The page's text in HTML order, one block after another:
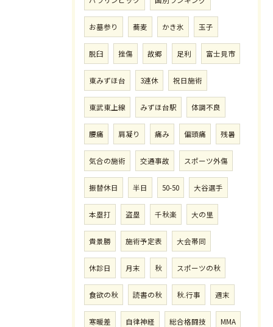
お墓参り 蕎麦 かき氷 玉子
脱臼 挫傷 故郷 足利 富士見市
東みずほ台 3連休 祝日施術
東武東上線 みずほ台駅 体調不良
腰痛 肩凝り 痛み 偏頭痛 残暑
気合の施術 交通事故 スポーツ外傷
振替休日 半日 50-50 大谷選手
本塁打 盗塁 千秋楽 大の里
貴景勝 施術予定表 大会帯同
休診日 月末 秋 スポーツの秋
食欲の秋 読書の秋 秋.行事 週末
寒暖差 自律神経 総合格闘技 MMA